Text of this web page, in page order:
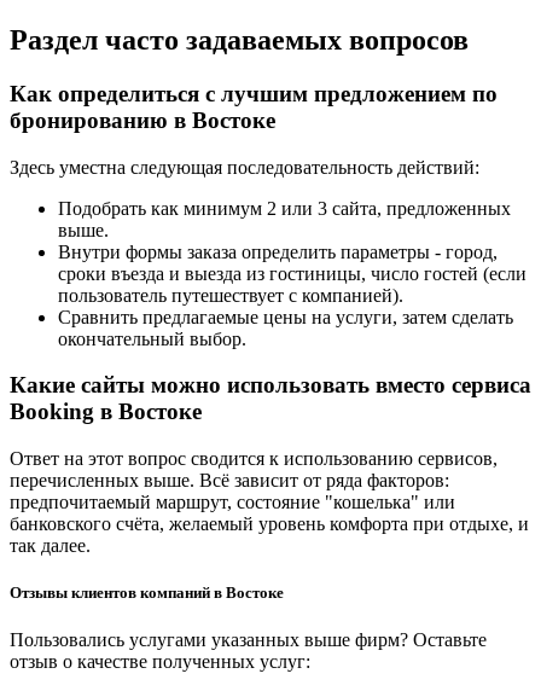
Раздел часто задаваемых вопросов
Как определиться с лучшим предложением по
бронированию в Востоке
Здесь уместна следующая последовательность действий:
Подобрать как минимум 2 или 3 сайта, предложенных
выше.
Внутри формы заказа определить параметры - город,
сроки въезда и выезда из гостиницы, число гостей (если
пользователь путешествует с компанией).
Сравнить предлагаемые цены на услуги, затем сделать
окончательный выбор.
Какие сайты можно использовать вместо сервиса
Booking в Востоке
Ответ на этот вопрос сводится к использованию сервисов,
перечисленных выше. Всё зависит от ряда факторов:
предпочитаемый маршрут, состояние "кошелька" или
банковского счёта, желаемый уровень комфорта при отдыхе, и
так далее.
Отзывы клиентов компаний в Востоке
Пользовались услугами указанных выше фирм? Оставьте
отзыв о качестве полученных услуг: